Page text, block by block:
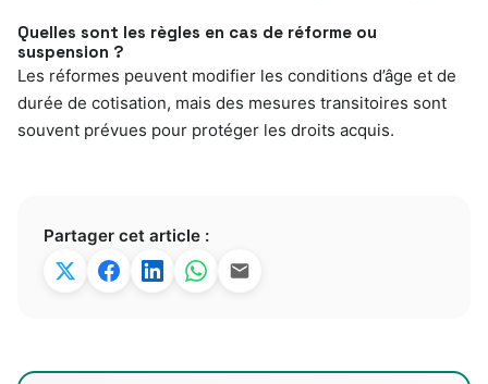
Quelles sont les règles en cas de réforme ou
suspension ?
Les réformes peuvent modifier les conditions d’âge et de
durée de cotisation, mais des mesures transitoires sont
souvent prévues pour protéger les droits acquis.
Partager cet article :